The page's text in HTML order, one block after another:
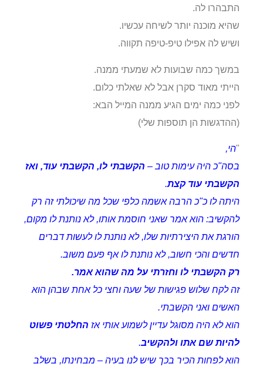
התבהרו לה.
שהיא מוכנה יותר לשיחה עכשיו.
ושיש לה אפילו טיפ-טיפה תקווה.
במשך כמה שבועות לא שמעתי ממנה.
הייתי מאוד סקרן אבל לא שאלתי כלום.
לפני כמה ימים הגיע ממנה המייל הבא:
(ההדגשות הן תוספות שלי)
"הי,
בסה"כ היה עימות טוב – הקשבתי לו, הקשבתי עוד, ואז
הקשבתי עוד קצת.
היתה לו כ"כ הרבה אשמה כלפי שכל מה שיכולתי זה רק
להקשיב: הוא אמר שאני חוסמת אותו, לא נותנת לו מקום,
הורגת את היצירתיות שלו, לא נותנת לו לעשות דברים
חדשים והכי חשוב, לא נותנת לו אף פעם משוב.
רק הקשבתי לו וחזרתי על מה שהוא אמר.
זה לקח שלוש פגישות של שעה וחצי כל אחת שבהן הוא
האשים ואני הקשבתי.
הוא לא היה מסוגל עדיין לשמוע אותי אז החלטתי פשוט
להיות שם אתו ולהקשיב.
הוא לפחות הכיר בכך שיש לנו בעיה – מבחינתו, בשלב